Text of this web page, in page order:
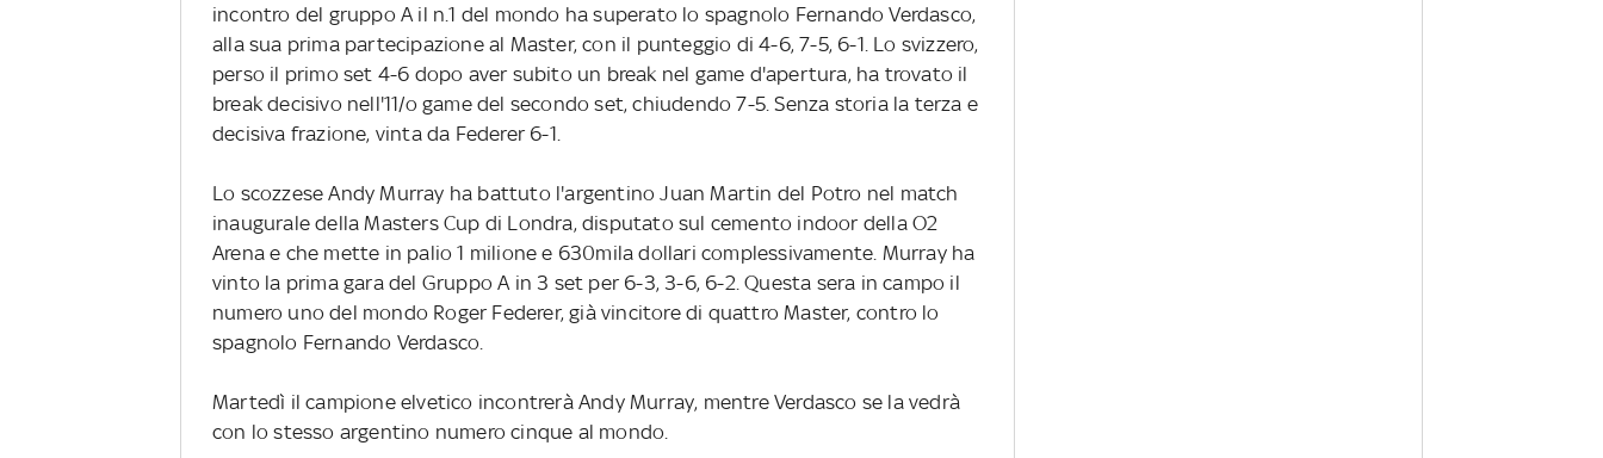
incontro del gruppo A il n.1 del mondo ha superato lo spagnolo Fernando Verdasco,
alla sua prima partecipazione al Master, con il punteggio di 4-6, 7-5, 6-1. Lo svizzero,
perso il primo set 4-6 dopo aver subito un break nel game d'apertura, ha trovato il
break decisivo nell'11/o game del secondo set, chiudendo 7-5. Senza storia la terza e
decisiva frazione, vinta da Federer 6-1.
Lo scozzese Andy Murray ha battuto l'argentino Juan Martin del Potro nel match
inaugurale della Masters Cup di Londra, disputato sul cemento indoor della O2
Arena e che mette in palio 1 milione e 630mila dollari complessivamente. Murray ha
vinto la prima gara del Gruppo A in 3 set per 6-3, 3-6, 6-2. Questa sera in campo il
numero uno del mondo Roger Federer, già vincitore di quattro Master, contro lo
spagnolo Fernando Verdasco.
Martedì il campione elvetico incontrerà Andy Murray, mentre Verdasco se la vedrà
con lo stesso argentino numero cinque al mondo.